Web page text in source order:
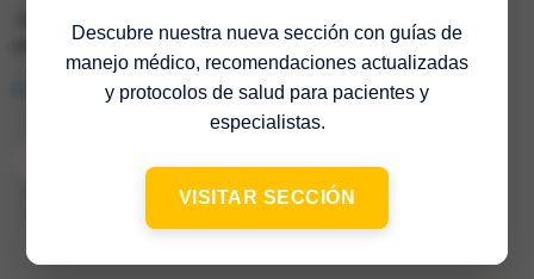
Av. Francisco de Miranda, Ed. Mene Grande, Piso 6,
oficina 6-4 Caracas 1010 – Venezuela
Consulta en el mapa
© 2022 Sociedad Venezolana de Medicina Interna – 65º Aniversario
Descubre nuestra nueva sección con guías de
manejo médico, recomendaciones actualizadas
y protocolos de salud para pacientes y
especialistas.
VISITAR SECCIÓN